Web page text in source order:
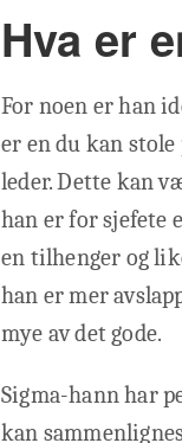
Hva er
For noen er han
er en du kan
leder. Dette kan
han er for sjefete
en tilhenger og
han er mer
mye av det gode.
Sigma-hann har
kan